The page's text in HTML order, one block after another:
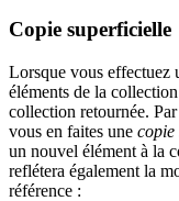
Copie superficielle
Lorsque vous effectuez
éléments de la
collection retournée.
vous en faites une copie
un nouvel élément à la
reflétera également la
référence :